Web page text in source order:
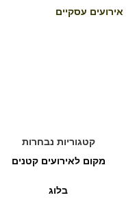
אירועים עסקיים
קטגוריות נבחרות
מקום לאירועים קטנים
בלוג